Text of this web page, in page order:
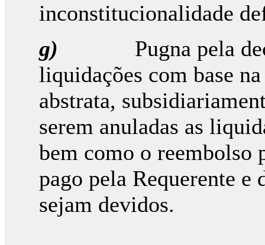
inconstitucionalidade
g) Pugna pela
liquidações com base
abstrata,
serem anuladas as
bem como o reembolso
pago pela Requerente
sejam devidos.